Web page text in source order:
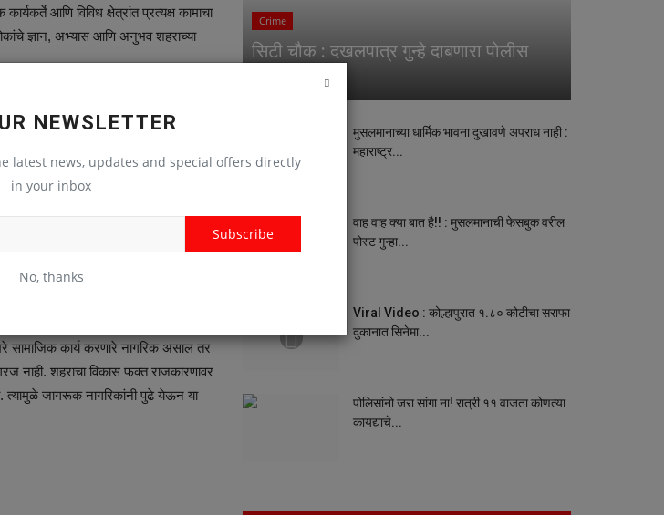
NEWSLETTER
latest news, updates and special offers directly
in your inbox
Subscribe
No, thanks
आणि विविध क्षेत्रांत प्रत्यक्ष कामाचा
ज्ञान, अभ्यास आणि अनुभव शहराच्या
आलेल्या सत्ताधारी पक्षाचेच असावे
असावी, त्या पालिका क्षेत्रात
असावे, एवढे मूलभूत निकष महत्त्वाचे
ही संधी केवळ राजकीय लोकांसाठी नसून
अधिकृत आदेश व नियमावली अस्तित्वात
बक्षीस म्हणून देण्यासाठी नसून
या पदाबाबत पारदर्शकता आणि
स्वीकृत नगरसेवक पदासाठी इच्छुक आणि
सामाजिक कार्य करणारे नागरिक असाल तर
नाही. शहराचा विकास फक्त राजकारणावर
त्यामुळे जागरूक नागरिकांनी पुढे येऊन या
Crime
सिटी चौक : दखलपात्र गुन्हे दाबणारा पोलीस
मुसलमानाच्या धार्मिक भावना दुखावणे अपराध नाही :
महाराष्ट्र...
वाह वाह क्या बात है!! : मुसलमानाची फेसबुक वरील
पोस्ट गुन्हा...
Viral Video : कोल्हापुरात १.८० कोटीचा सराफा
दुकानात सिनेमा...
पोलिसांनो जरा सांगा ना! रात्री ११ वाजता कोणत्या
कायद्याचे...